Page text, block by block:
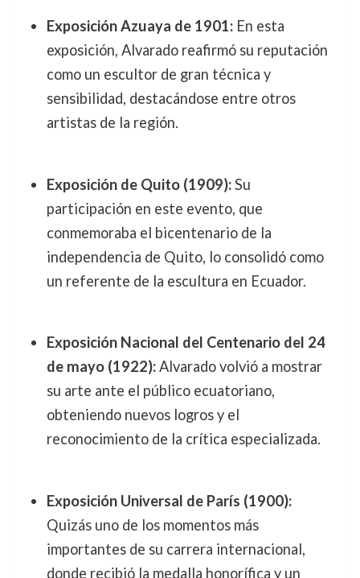
Exposición Azuaya de 1901:En esta
exposición, Alvarado reafirmó su reputación
como un escultor de gran técnica y
sensibilidad, destacándose entre otros
artistas de la región.
Exposición de Quito (1909):Su
participación en este evento, que
conmemoraba el bicentenario de la
independencia de Quito, lo consolidó como
un referente de la escultura en Ecuador.
Exposición Nacional del Centenario del 24
de mayo (1922):Alvarado volvió a mostrar
su arte ante el público ecuatoriano,
obteniendo nuevos logros y el
reconocimiento de la crítica especializada.
Exposición Universal de París (1900):
Quizás uno de los momentos más
importantes de su carrera internacional,
donde recibió la medalla honorífica y un